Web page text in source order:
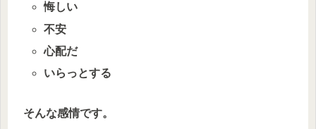
悔しい
不安
心配だ
いらっとする
そんな感情です。